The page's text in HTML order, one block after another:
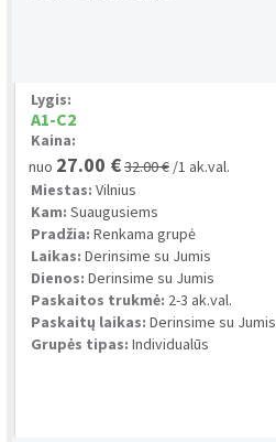
Lygis:
A1-C2
Kaina:
nuo 27.00 €32.00 € /1 ak.val.
Miestas: Vilnius
Kam: Suaugusiems
Pradžia: Renkama grupė
Laikas: Derinsime su Jumis
Dienos: Derinsime su Jumis
Paskaitos trukmė: 2-3 ak.val.
Paskaitų laikas: Derinsime su Jumis
Grupės tipas: Individualūs